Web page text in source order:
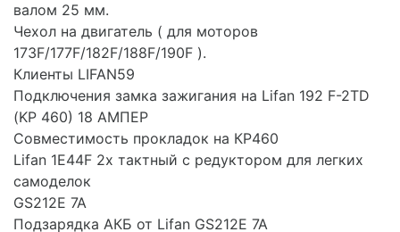
валом 25 мм.
Чехол на двигатель ( для моторов
173F/177F/182F/188F/190F ).
Клиенты LIFAN59
Подключения замка зажигания на Lifan 192 F-2TD
(KP 460) 18 АМПЕР
Совместимость прокладок на КР460
Lifan 1E44F 2х тактный с редуктором для легких
самоделок
GS212E 7A
Подзарядка АКБ от Lifan GS212E 7A